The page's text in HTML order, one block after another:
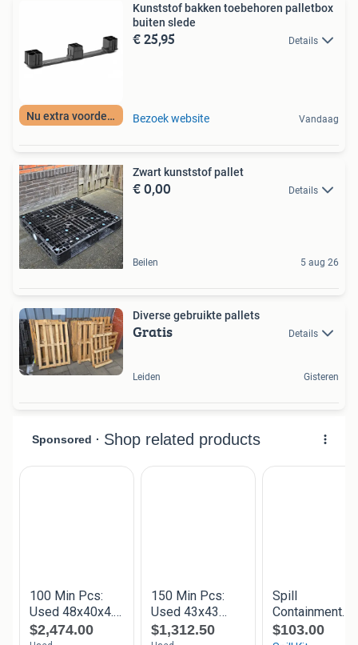
Nu extra voordeel
Kunststof bakken toebehoren palletbox
buiten slede
€ 25,95 Details
Bezoek website Vandaag
Zwart kunststof pallet
€ 0,00 Details
Beilen 5 aug 26
Diverse gebruikte pallets
Gratis Details
Leiden Gisteren